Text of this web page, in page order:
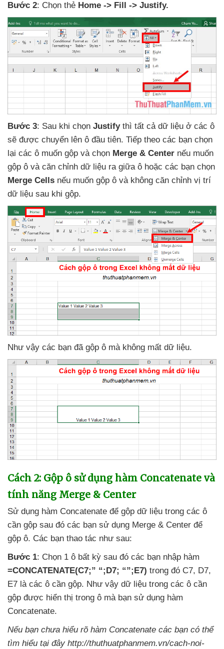
Bước 2: Chọn thẻ Home -> Fill -> Justify.
Bước 3: Sau khi chọn Justify thì tất cả dữ liệu ở các ô
sẽ được chuyển lên ô đầu tiên. Tiếp theo các bạn chọn
lại các ô muốn gộp và chọn Merge & Center nếu muốn
gộp ô và căn chỉnh dữ liệu ra giữa ô hoặc các bạn chọn
Merge Cells nếu muốn gộp ô và không căn chỉnh vị trí
dữ liệu sau khi gộp.
Như vậy các bạn đã gộp ô mà không mất dữ liệu.
Cách 2: Gộp ô sử dụng hàm Concatenate và
tính năng Merge & Center
Sử dụng hàm Concatenate để gộp dữ liệu trong các ô
cần gộp sau đó các bạn sử dụng Merge & Center để
gộp ô. Các bạn thao tác như sau:
Bước 1: Chọn 1 ô bất kỳ sau đó các bạn nhập hàm
=CONCATENATE(C7;” “;D7; “”;E7) trong đó C7, D7,
E7 là các ô cần gộp. Như vậy dữ liệu trong các ô cần
gộp được hiển thị trong ô mà bạn sử dụng hàm
Concatenate.
Nếu bạn chưa hiểu rõ hàm Concatenate các bạn có thể
tìm hiểu tại đây http://thuthuatphanmem.vn/cach-noi-